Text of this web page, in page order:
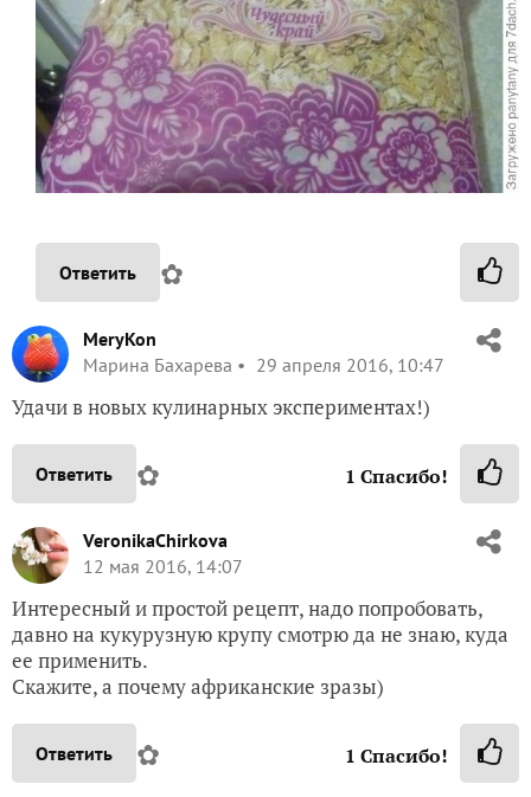
Ответить ✿
MeryKon
Марина Бахарева
29 апреля 2016, 10:47
Удачи в новых кулинарных экспериментах!)
Ответить ✿ 1 Спасибо!
VeronikaChirkova
12 мая 2016, 14:07
Интересный и простой рецепт, надо попробовать,
давно на кукурузную крупу смотрю да не знаю, куда
ее применить.
Скажите, а почему африканские зразы)
Ответить ✿ 1 Спасибо!